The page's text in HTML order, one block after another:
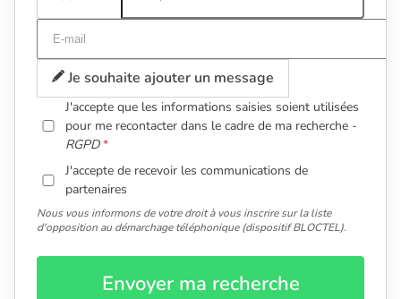
Je souhaite ajouter un message
J'accepte que les informations saisies soient utilisées
pour me recontacter dans le cadre de ma recherche -
RGPD
J'accepte de recevoir les communications de
partenaires
Nous vous informons de votre droit à vous inscrire sur la liste
d'opposition au démarchage téléphonique (dispositif BLOCTEL).
Envoyer ma recherche